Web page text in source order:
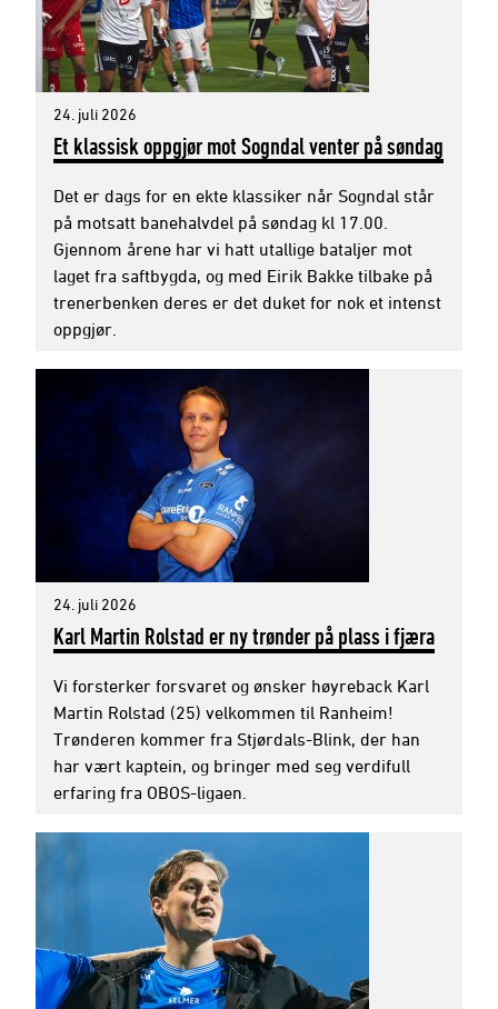
24. juli 2026
Et klassisk oppgjør mot Sogndal venter på søndag
Det er dags for en ekte klassiker når Sogndal står
på motsatt banehalvdel på søndag kl 17.00.
Gjennom årene har vi hatt utallige bataljer mot
laget fra saftbygda, og med Eirik Bakke tilbake på
trenerbenken deres er det duket for nok et intenst
oppgjør.
24. juli 2026
Karl Martin Rolstad er ny trønder på plass i fjæra
Vi forsterker forsvaret og ønsker høyreback Karl
Martin Rolstad (25) velkommen til Ranheim!
Trønderen kommer fra Stjørdals-Blink, der han
har vært kaptein, og bringer med seg verdifull
erfaring fra OBOS-ligaen.